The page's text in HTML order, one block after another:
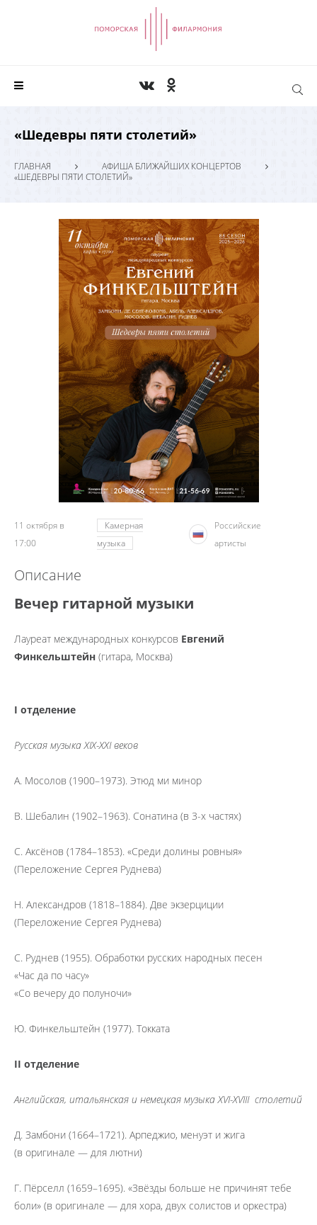
«Шедевры пяти столетий»
ГЛАВНАЯ
АФИША БЛИЖАЙШИХ КОНЦЕРТОВ
«ШЕДЕВРЫ ПЯТИ СТОЛЕТИЙ»
11 октября в
17:00
Камерная
музыка
Российские
артисты
Описание
Вечер гитарной музыки
Лауреат международных конкурсов Евгений
Финкельштейн (гитара, Москва)
I отделение
Русская музыка XIX-XXI веков
А. Мосолов (1900–1973). Этюд ми минор
В. Шебалин (1902–1963). Сонатина (в 3-х частях)
С. Аксёнов (1784–1853). «Среди долины ровныя»
(Переложение Сергея Руднева)
Н. Александров (1818–1884). Две экзерциции
(Переложение Сергея Руднева)
С. Руднев (1955). Обработки русских народных песен
«Час да по часу»
«Со вечеру до полуночи»
Ю. Финкельштейн (1977). Токката
II отделение
Английская, итальянская и немецкая музыка XVI-XVIII столетий
Д. Замбони (1664–1721). Арпеджио, менуэт и жига
(в оригинале — для лютни)
Г. Пёрселл (1659–1695). «Звёзды больше не причинят тебе
боли» (в оригинале — для хора, двух солистов и оркестра)